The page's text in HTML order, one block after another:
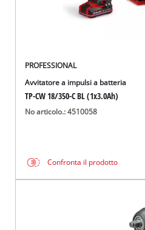
PROFESSIONAL
Avvitatore a impulsi a batteria
TP-CW 18/350-C BL (1x3.0Ah)
No articolo.: 4510058
Confronta il prodotto